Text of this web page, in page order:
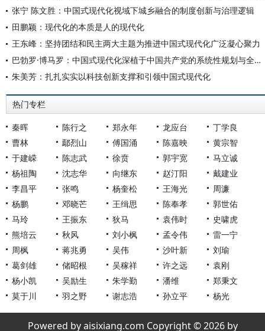
张宁 陈文胜：中国式现代化视域下城乡融合的制度创新与治理逻辑
田鹏颖：现代化的本质是人的现代化
王东峰：坚持团结和民主两大主题为推进中国式现代化广泛凝心聚力
巴勃罗·博马罗：中国式现代化深植于中国共产党的系统性规划与全方位治理实践
朱美芳：扎扎实实以科技创新支撑和引领中国式现代化
热门专栏
秦晖 陈行之 郑永年 龙应台
丁学良
曹林
鄢烈山 傅国涌 陈嘉映
黄宗智
于建嵘
陈志武 徐贲 郭宇宽
马立诚
杨祖陶
沈志华 向继东 赵汀阳
戴建业
李昌平
张鸣 杨奎松 王海光
周濂
杨鹏
邓晓芒 王缉思 陈奉孝
郭世佑
马玲
王振东 狄马 袁伟时
史啸虎
熊培云
秋风 刘小枫 孟令伟
雷一宁
周枫
蒋兆勇 吴伟 沙叶新
刘瑜
葛剑雄
储昭根 吴稼祥 许之远
袁刚
杨小凯
吴励生 朱学勤 潘维
郑秉文
莫于川
羽之野 谢志浩 孙立平 杨光
Powered by aisixiang.com Copyright © 2026 by